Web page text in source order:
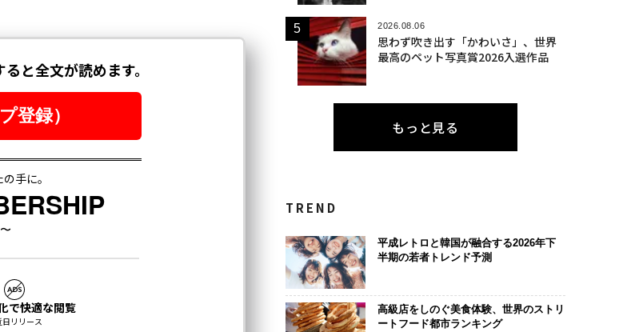
2026.08.06
思わず吹き出す「かわいさ」、世界
最高のペット写真賞2026入選作品
もっと見る
TREND
平成レトロと韓国が融合する2026年下
半期の若者トレンド予測
高級店をしのぐ美食体験、世界のストリ
ートフード都市ランキング